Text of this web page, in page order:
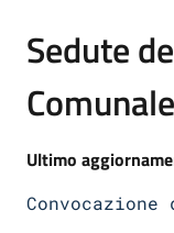
Sedute
Ultimo